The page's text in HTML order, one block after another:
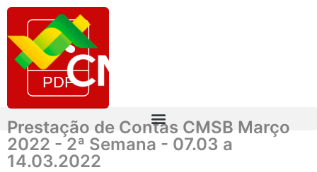
Prestação de Contas CMSB Março
2022 - 2ª Semana - 07.03 a
14.03.2022